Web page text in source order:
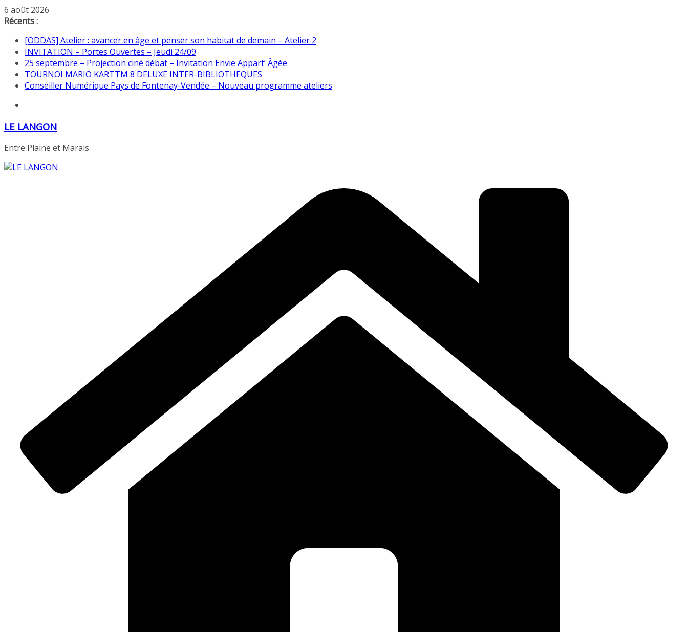
Passer
au
6 août 2026
Récents :
[ODDAS] Atelier : avancer en âge et penser son habitat de demain – Atelier 2
INVITATION – Portes Ouvertes – Jeudi 24/09
25 septembre – Projection ciné débat – Invitation Envie Appart’ Âgée
TOURNOI MARIO KARTTM 8 DELUXE INTER-BIBLIOTHEQUES
Conseiller Numérique Pays de Fontenay-Vendée – Nouveau programme ateliers
LE LANGON
Entre Plaine et Marais